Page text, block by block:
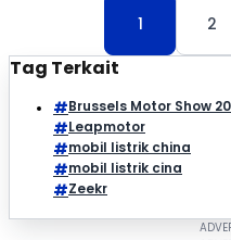
1 2
Tag Terkait
Brussels Motor Show
Leapmotor
mobil listrik china
mobil listrik cina
Zeekr